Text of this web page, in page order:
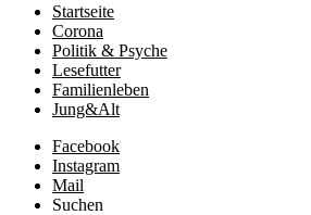
Startseite
Corona
Politik & Psyche
Lesefutter
Familienleben
Jung&Alt
Facebook
Instagram
Mail
Suchen